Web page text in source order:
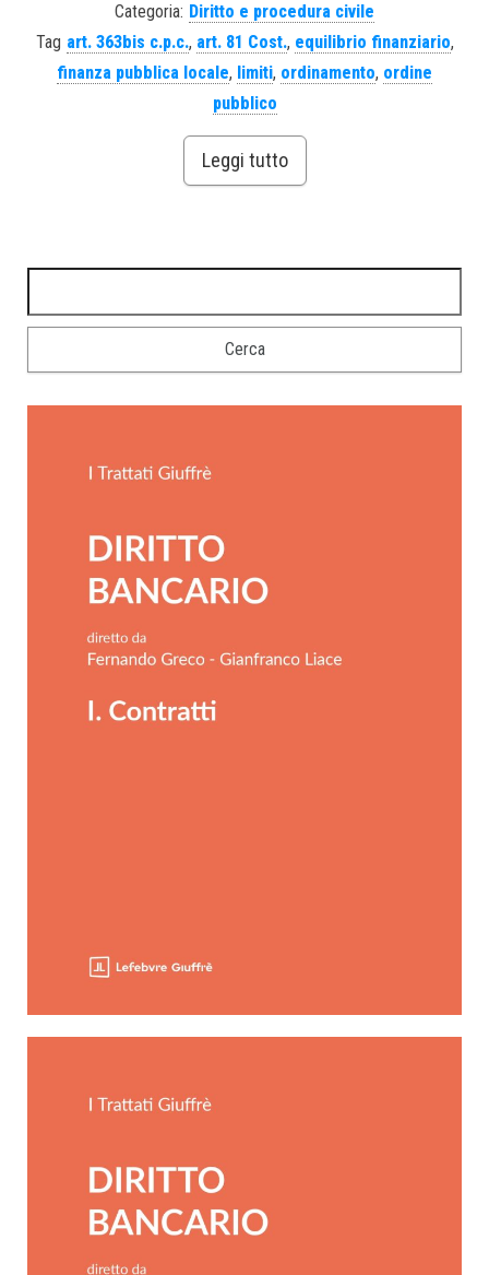
Categoria: Diritto e procedura civile
Tag art. 363bis c.p.c., art. 81 Cost., equilibrio finanziario,
finanza pubblica locale, limiti, ordinamento, ordine
pubblico
Leggi tutto